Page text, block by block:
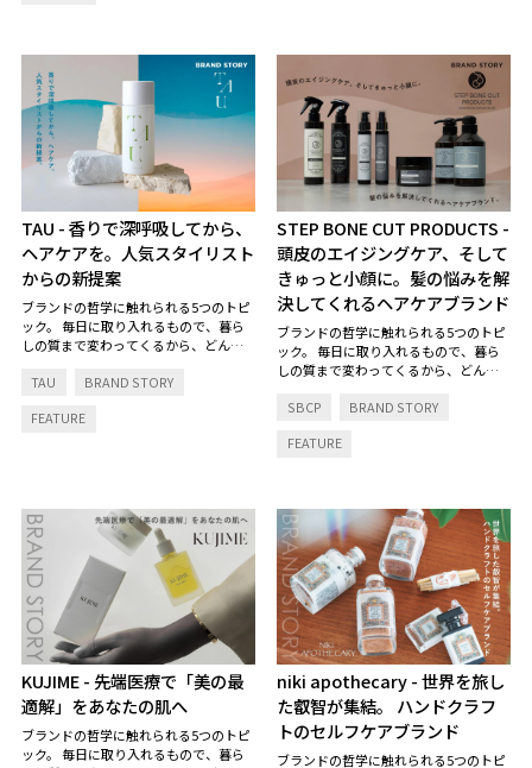
TAU - 香りで深呼吸してから、
ヘアケアを。人気スタイリスト
からの新提案
ブランドの哲学に触れられる5つのトピ
ック。
毎日に取り入れるもので、暮ら
しの質まで変わってくるから、どんな
か、そのストーリーにも耳を傾けた
TAU BRAND STORY
FEATURE
STEP BONE CUT PRODUCTS -
頭皮のエイジングケア、そして
きゅっと小顔に。髪の悩みを解
決してくれるヘアケアブランド
ブランドの哲学に触れられる5つのトピ
ック。
毎日に取り入れるもので、暮ら
しの質まで変わってくるから、どんな
か、そのストーリーにも耳を傾けた
SBCP BRAND STORY
FEATURE
KUJIME- 先端医療で「美の最
適解」をあなたの肌へ
ブランドの哲学に触れられる5つのトピ
ック。
毎日に取り入れるもので、暮ら
niki apothecary- 世界を旅し
た叡智が集結。 ハンドクラフ
トのセルフケアブランド
ブランドの哲学に触れられる5つのトピ